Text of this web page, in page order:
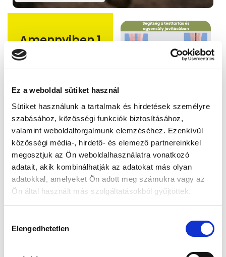
Ez a weboldal sütiket használ
Sütiket használunk a tartalmak és hirdetések személyre
szabásához, közösségi funkciók biztosításához,
valamint weboldalforgalmunk elemzéséhez. Ezenkívül
közösségi média-, hirdető- és elemező partnereinkkel
megosztjuk az Ön weboldalhasználatra vonatkozó
adatait, akik kombinálhatják az adatokat más olyan
adatokkal, amelyeket Ön adott meg számukra vagy az
Ön által használt más szolgáltatásokból gyűjtöttek.
Elengedhetetlen
Amennyiben 1
évre vetítjük le
az Orto Echo
árát, akkor
megkapjuk,
hogy ha
minden nap
használod az
év során, akkor
csupán 7 Ft-ba
kerül egyszeri
használata
Megér